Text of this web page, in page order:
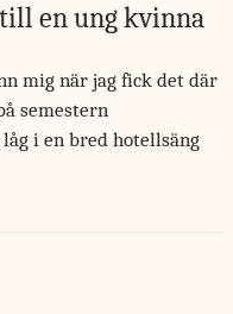
en ung kvinna
mig när jag fick det där
semestern
i en bred hotellsäng